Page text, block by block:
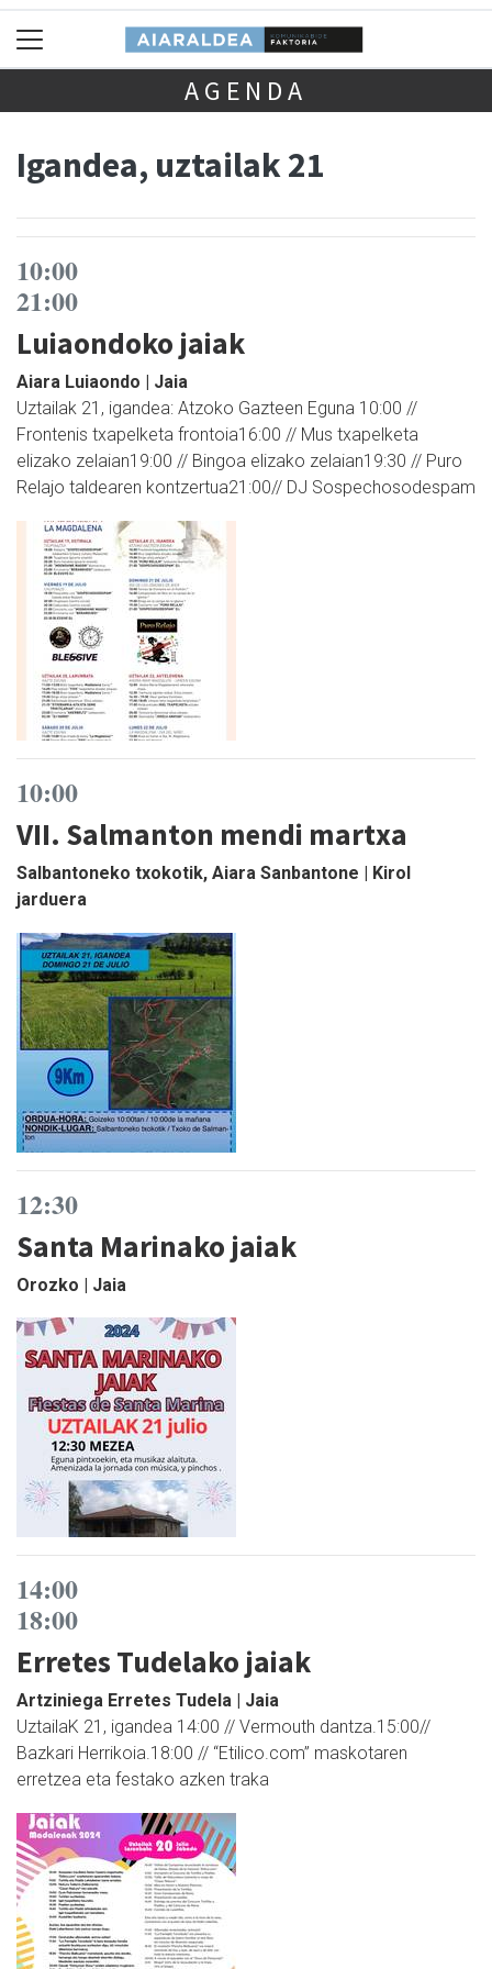
AGENDA
Igandea, uztailak 21
10:00
21:00
Luiaondoko jaiak
Aiara Luiaondo | Jaia
Uztailak 21, igandea: Atzoko Gazteen Eguna 10:00 //
Frontenis txapelketa frontoia16:00 // Mus txapelketa
elizako zelaian19:00 // Bingoa elizako zelaian19:30 // Puro
Relajo taldearen kontzertua21:00// DJ Sospechosodespam
10:00
VII. Salmanton mendi martxa
Salbantoneko txokotik, Aiara Sanbantone | Kirol
jarduera
12:30
Santa Marinako jaiak
Orozko | Jaia
14:00
18:00
Erretes Tudelako jaiak
Artziniega Erretes Tudela | Jaia
UztailaK 21, igandea 14:00 // Vermouth dantza.15:00//
Bazkari Herrikoia.18:00 // “Etilico.com” maskotaren
erretzea eta festako azken traka